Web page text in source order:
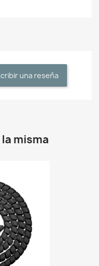
una reseña
misma